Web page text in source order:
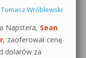
Tomasz Wróblewski
Napstera, Sean
, zaoferował cenę
dolarów za